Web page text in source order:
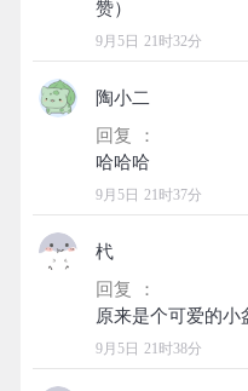
9月5日 21时32分
陶小二
回复 ：
9月5日 21时37分
杙
回复 ：
9月5日 21时38分